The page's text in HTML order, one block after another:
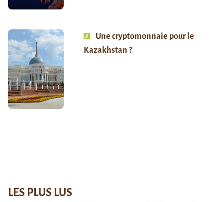
Une cryptomonnaie pour le
Kazakhstan ?
LES PLUS LUS